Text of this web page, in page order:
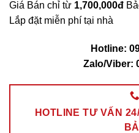
Giá Bán chỉ từ 1,700,000đ
Lắp đặt miễn phí tại nhà
Hotline:
Zalo/Viber:
HOTLINE TƯ VẤN